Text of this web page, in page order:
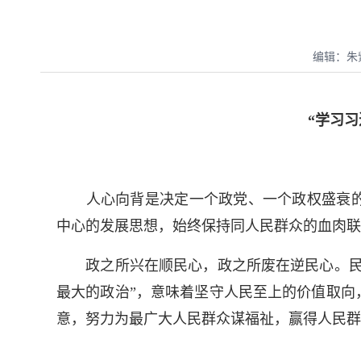
编辑：朱
“学习
人心向背是决定一个政党、一个政权盛衰
中心的发展思想，始终保持同人民群众的血肉
政之所兴在顺民心，政之所废在逆民心。民
最大的政治”，意味着坚守人民至上的价值取
意，努力为最广大人民群众谋福祉，赢得人民